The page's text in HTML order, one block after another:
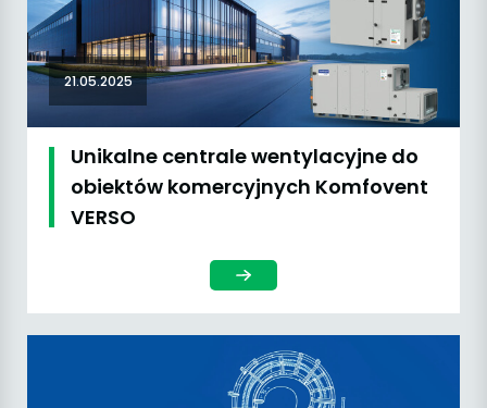
21.05.2025
Unikalne centrale wentylacyjne do
obiektów komercyjnych Komfovent
VERSO